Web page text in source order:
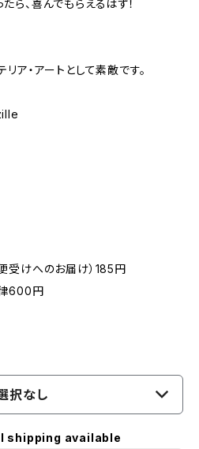
ら、喜んでもらえるはず！
ア・アートとして素敵です。
受けへのお届け）185円
律600円
択なし
shipping available